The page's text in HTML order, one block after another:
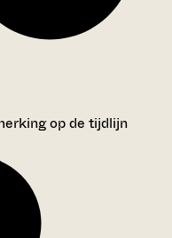
op de tijdlijn